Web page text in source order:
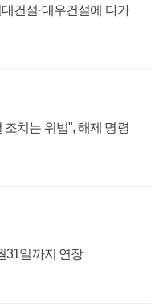
건설·대우건설에 다가
치는 위법", 해제 명령
31일까지 연장